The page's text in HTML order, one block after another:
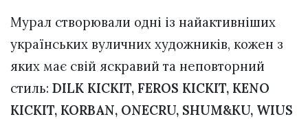
Мурал створювали одні із найактивніших
українських вуличних художників, кожен з
яких має свій яскравий та неповторний
стиль: DILK KICKIT, FEROS KICKIT, KENO
KICKIT, KORBAN, ONECRU, SHUM&KU, WIUS